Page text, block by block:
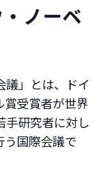
ノーベ
」とは、ドイ
賞受賞者が世界
手研究者に対し
う国際会議で